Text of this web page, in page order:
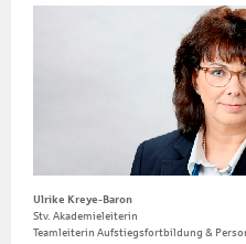
Ulrike Kreye-Baron
Stv. Akademieleiterin
Teamleiterin Aufstiegsfortbildung &